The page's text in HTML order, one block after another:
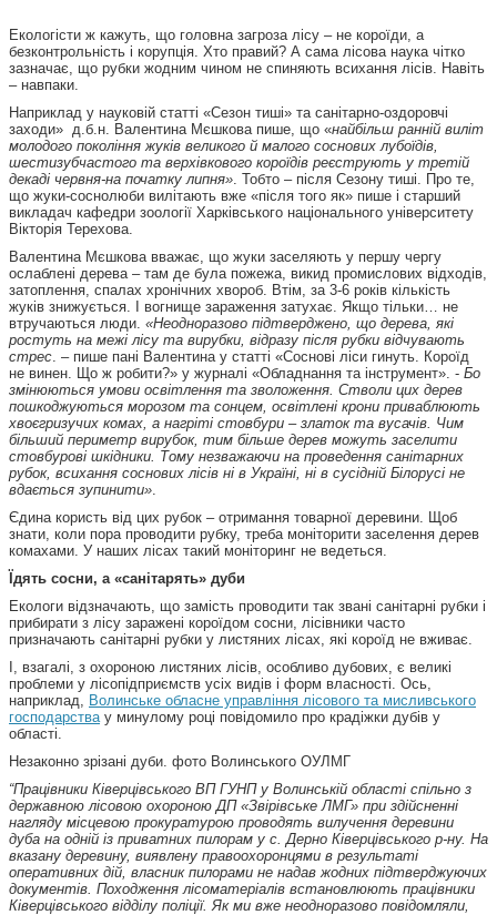
Екологісти ж кажуть, що головна загроза лісу – не короїди, а
безконтрольність і корупція. Хто правий? А сама лісова наука чітко
зазначає, що рубки жодним чином не спиняють всихання лісів. Навіть
– навпаки.
Наприклад у науковій статті «Сезон тиші» та санітарно-оздоровчі
заходи» д.б.н. Валентина Мєшкова пише, що «найбільш ранній виліт
молодого покоління жуків великого й малого соснових лубоїдів,
шестизубчастого та верхівкового короїдів реєструють у третій
декаді червня-на початку липня». Тобто – після Сезону тиші. Про те,
що жуки-соснолюби вилітають вже «після того як» пише і старший
викладач кафедри зоології Харківського національного університету
Вікторія Терехова.
Валентина Мєшкова вважає, що жуки заселяють у першу чергу
ослаблені дерева – там де була пожежа, викид промислових відходів,
затоплення, спалах хронічних хвороб. Втім, за 3-6 років кількість
жуків знижується. І вогнище зараження затухає. Якщо тільки… не
втручаються люди. «Неодноразово підтверджено, що дерева, які
ростуть на межі лісу та вирубки, відразу після рубки відчувають
стрес. – пише пані Валентина у статті «Соснові ліси гинуть. Короїд
не винен. Що ж робити?» у журналі «Обладнання та інструмент». - Бо
змінюються умови освітлення та зволоження. Стволи цих дерев
пошкоджуються морозом та сонцем, освітлені крони приваблюють
хвоєгризучих комах, а нагріті стовбури – златок та вусачів. Чим
більший периметр вирубок, тим більше дерев можуть заселити
стовбурові шкідники. Тому незважаючи на проведення санітарних
рубок, всихання соснових лісів ні в Україні, ні в сусідній Білорусі не
вдається зупинити».
Єдина користь від цих рубок – отримання товарної деревини. Щоб
знати, коли пора проводити рубку, треба моніторити заселення дерев
комахами. У наших лісах такий моніторинг не ведеться.
Їдять сосни, а «санітарять» дуби
Екологи відзначають, що замість проводити так звані санітарні рубки і
прибирати з лісу заражені короїдом сосни, лісівники часто
призначають санітарні рубки у листяних лісах, які короїд не вживає.
І, взагалі, з охороною листяних лісів, особливо дубових, є великі
проблеми у лісопідприємств усіх видів і форм власності. Ось,
наприклад, Волинське обласне управління лісового та мисливського
господарствау минулому році повідомило про крадіжки дубів у
області.
Незаконно зрізані дуби. фото Волинського ОУЛМГ
“Працівники Ківерцівського ВП ГУНП у Волинській області спільно з
державною лісовою охороною ДП «Звірівське ЛМГ» при здійсненні
нагляду місцевою прокуратурою проводять вилучення деревини
дуба на одній із приватних пилорам у с. Дерно Ківерцівського р-ну. На
вказану деревину, виявлену правоохоронцями в результаті
оперативних дій, власник пилорами не надав жодних підтверджуючих
документів. Походження лісоматеріалів встановлюють працівники
Ківерцівського відділу поліції. Як ми вже неодноразово повідомляли,